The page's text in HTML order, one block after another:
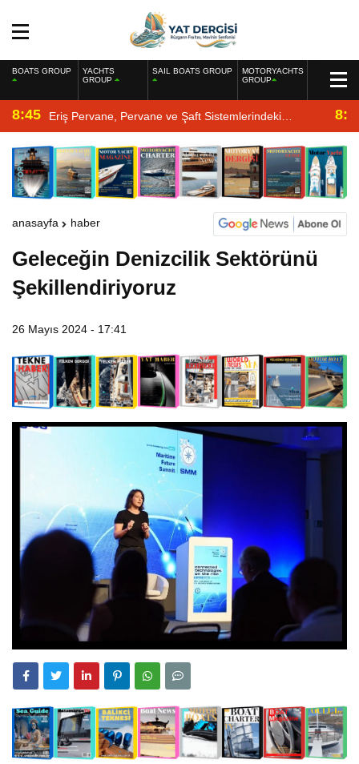
BOATS GROUP
YACHTS
GROUP
SAIL BOATS GROUP
MOTORYACHTS
GROUP
8:45 Eriş Pervane, Pervane ve Şaft Sistemlerindeki
Uzmanlığıyla Yat Dergisi’nde
anasayfa haber
Geleceğin Denizcilik Sektörünü
Şekillendiriyoruz
26 Mayıs 2024 - 17:41